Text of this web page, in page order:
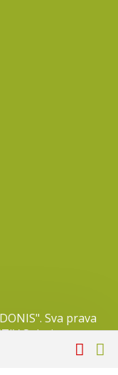
Sva prava
Solutions